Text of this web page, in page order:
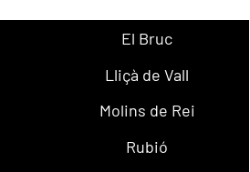
El Bruc
Lliçà de Vall
Molins de Rei
Rubió